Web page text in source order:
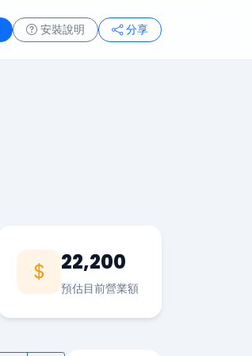
安裝說明 分享
22,200
預估目前營業額